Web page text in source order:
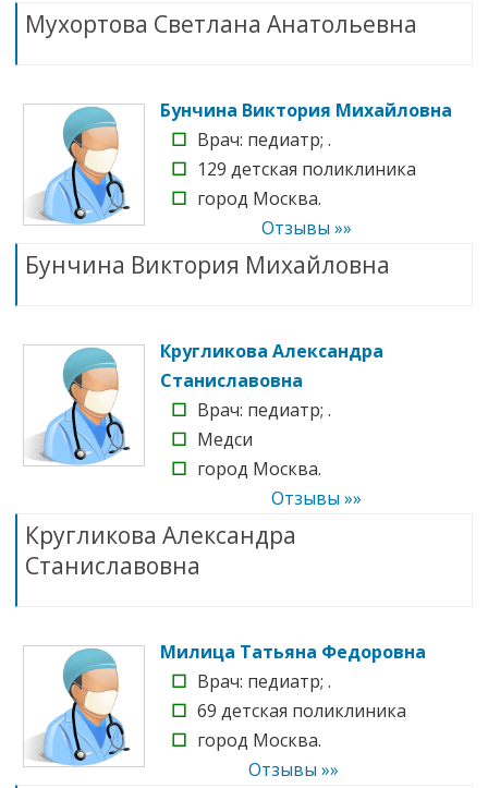
Мухортова Светлана Анатольевна
Бунчина Виктория Михайловна
☐ Врач: педиатр; .
☐ 129 детская поликлиника
☐ город Москва.
Отзывы »»
Бунчина Виктория Михайловна
Кругликова Александра
Станиславовна
☐ Врач: педиатр; .
☐ Медси
☐ город Москва.
Отзывы »»
Кругликова Александра
Станиславовна
Милица Татьяна Федоровна
☐ Врач: педиатр; .
☐ 69 детская поликлиника
☐ город Москва.
Отзывы »»